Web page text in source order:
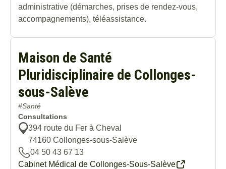
administrative (démarches, prises de rendez-vous,
accompagnements), téléassistance.
Maison de Santé
Pluridisciplinaire de Collonges-
sous-Salève
#Santé
Consultations
394 route du Fer à Cheval
74160 Collonges-sous-Salève
04 50 43 67 13
Cabinet Médical de Collonges-Sous-Salève